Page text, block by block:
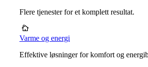
Flere tjenester for et komplett resultat.
Varme og energi
Effektive løsninger for komfort og